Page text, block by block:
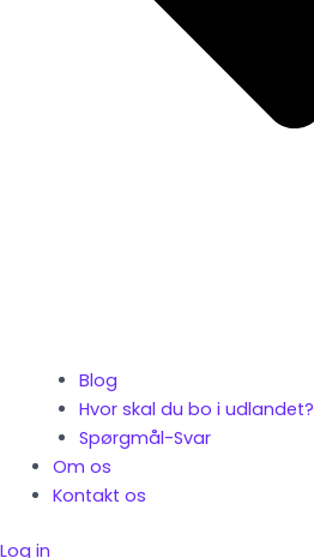
Blog
Hvor skal du bo i udlandet?
Spørgmål-Svar
Om os
Kontakt os
Log in